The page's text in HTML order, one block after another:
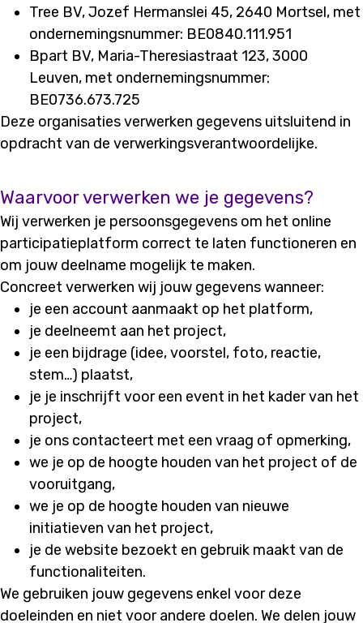
Tree BV, Jozef Hermanslei 45, 2640 Mortsel, met
ondernemingsnummer: BE0840.111.951
Bpart BV, Maria-Theresiastraat 123, 3000
Leuven, met ondernemingsnummer:
BE0736.673.725
Deze organisaties verwerken gegevens uitsluitend in
opdracht van de verwerkingsverantwoordelijke.
Waarvoor verwerken we je gegevens?
Wij verwerken je persoonsgegevens om het online
participatieplatform correct te laten functioneren en
om jouw deelname mogelijk te maken.
Concreet verwerken wij jouw gegevens wanneer:
je een account aanmaakt op het platform,
je deelneemt aan het project,
je een bijdrage (idee, voorstel, foto, reactie,
stem…) plaatst,
je je inschrijft voor een event in het kader van het
project,
je ons contacteert met een vraag of opmerking,
we je op de hoogte houden van het project of de
vooruitgang,
we je op de hoogte houden van nieuwe
initiatieven van het project,
je de website bezoekt en gebruik maakt van de
functionaliteiten.
We gebruiken jouw gegevens enkel voor deze
doeleinden en niet voor andere doelen. We delen jouw